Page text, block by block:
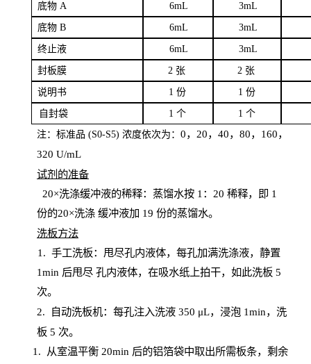
底物A 6mL 3mL
底物B 6mL 3mL
终止液 6mL 3mL
封板膜 2 张 2 张
说明书 1 份 1 份
自封袋 1 个 1 个
注：标准品 (S0-S5) 浓度依次为： 0，20，40，80，160，
320 U/mL
试剂的准备
20×洗涤缓冲液的稀释：蒸馏水按 1：20 稀释，即 1
份的20×洗涤 缓冲液加 19 份的蒸馏水。
洗板方法
1. 手工洗板：甩尽孔内液体，每孔加满洗涤液，静置
1min 后甩尽 孔内液体，在吸水纸上拍干，如此洗板 5
次。
2.
自动洗板机：每孔注入洗液 350 μL，浸泡 1min，洗
板 5 次。
1 . 从室温平衡 20min 后的铝箔袋中取出所需板条，剩余